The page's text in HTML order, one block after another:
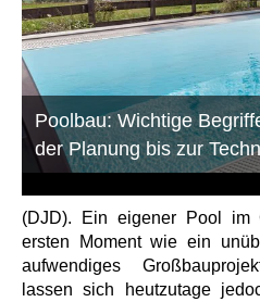
Poolbau: Wichtige
der Planung bis zur
(DJD). Ein eigener Pool
ersten Moment wie ein
aufwendiges
lassen sich heutzutage